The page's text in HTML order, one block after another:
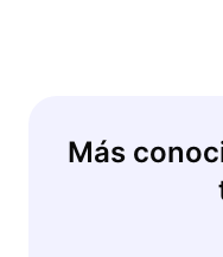
Más